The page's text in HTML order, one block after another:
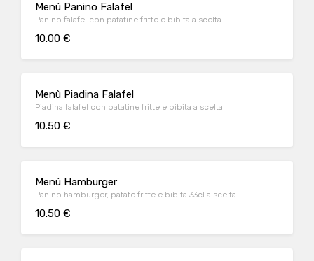
Menù Panino Falafel
Panino falafel con patatine fritte e bibita a scelta
10.00 €
Menù Piadina Falafel
Piadina falafel con patatine fritte e bibita a scelta
10.50 €
Menù Hamburger
Panino hamburger, patate fritte e bibita 33cl a scelta
10.50 €